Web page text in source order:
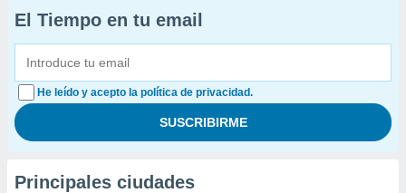
El Tiempo en tu email
He leído y acepto la política de privacidad.
Principales ciudades